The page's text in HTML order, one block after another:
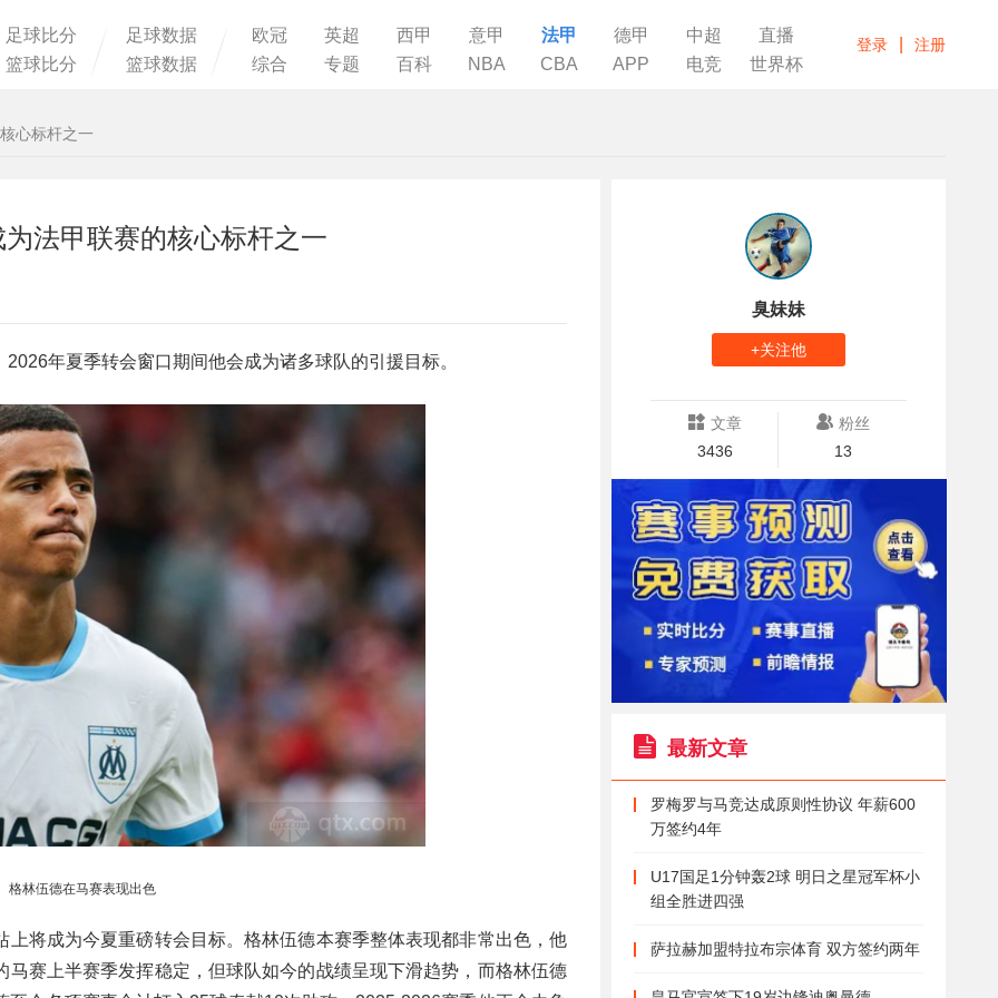
足球比分
篮球比分
足球数据
篮球数据
欧冠 英超 西甲 意甲 法甲 德甲 中超
直播
综合
专题 百科 NBA CBA APP 电竞 世界杯
登录 注册
心标杆之一
法甲联赛的核心标杆之一
年夏季转会窗口期间他会成为诸多球队的引援目标。
格林伍德在马赛表现出色
将成为今夏重磅转会目标。格林伍德本赛季整体表现都非常出色，他
赛上半赛季发挥稳定，但球队如今的战绩呈现下滑趋势，而格林伍德
臭妹妹
+关注他
文章
3436
粉丝
13
最新文章
罗梅罗与马竞达成原则性协议 年薪600
万签约4年
U17国足1分钟轰2球 明日之星冠军杯小
组全胜进四强
萨拉赫加盟特拉布宗体育 双方签约两年